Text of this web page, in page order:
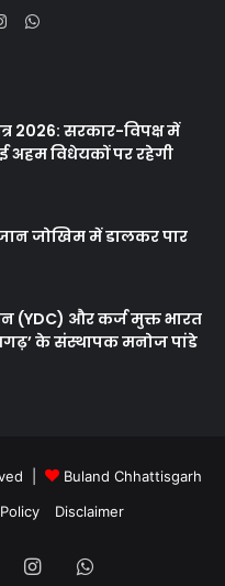
WhatsApp
2026: सरकार-विपक्ष में
अहम विधेयकों पर रहेगी
जोखिम में डालकर पार
(YDC) और कर्ज मुक्त भारत
के संस्थापक मनोज पांडे
|
Buland Chhattisgarh
Disclaimer
YouTubeInstagramWhatsApp